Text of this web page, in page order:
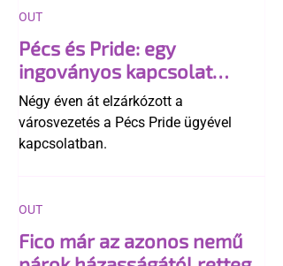
Pécs és Pride: egy
ingoványos kapcsolat
története
Négy éven át elzárkózott a
városvezetés a Pécs Pride ügyével
kapcsolatban.
OUT
Fico már az azonos nemű
OUT